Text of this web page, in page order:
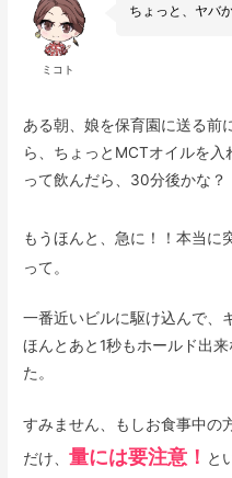
ミコト
ちょっと、ヤバ
ある朝、娘を保育園に送る前
ら、ちょっとMCTオイルを
って飲んだら、30分後かな？
もうほんと、急に！！本当に
って。
一番近いビルに駆け込んで、
ほんとあと1秒もホールド出
た。
すみません、もしお食事中の
だけ、量には要注意！ と